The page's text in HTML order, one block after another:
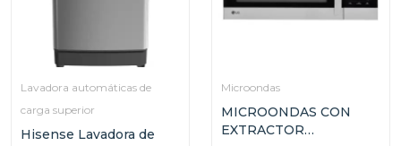
Lavadora automáticas de
carga superior
Hisense Lavadora de
Microondas
MICROONDAS CON
EXTRACTOR